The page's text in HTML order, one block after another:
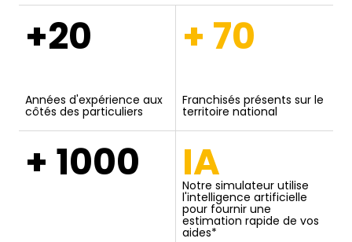
+20
Années d'expérience aux
côtés des particuliers
+ 70
Franchisés présents sur le
territoire national
+ 1000 IA
Notre simulateur utilise
l'intelligence artificielle
pour fournir une
estimation rapide de vos
aides*